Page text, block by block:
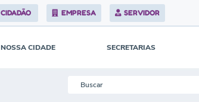
CIDADÃO EMPRESA SERVIDOR
NOSSA CIDADE SECRETARIAS